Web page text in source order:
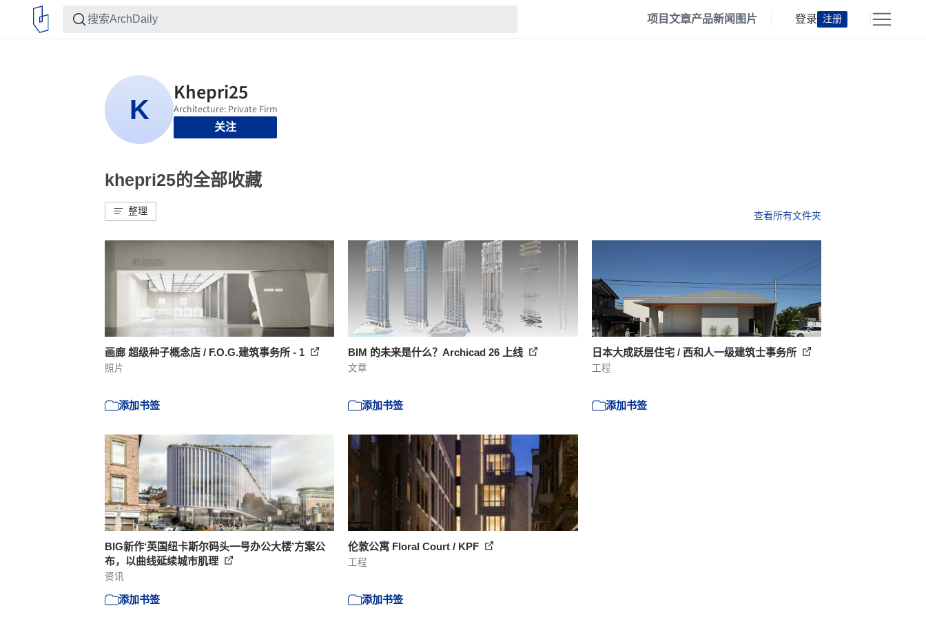
项目文章产品新闻 图片 登录 注册
关注
khepri25的全部收藏
整理 查看所有文件夹
画廊 超级种子概念店 / F.O.G.建筑事务所 - 1
照片
添加书签
BIM 的未来是什么？Archicad 26 上线
文章
添加书签
日本大成跃层住宅 / 西和人一级建筑士事务所
工程
添加书签
BIG新作‘英国纽卡斯尔码头一号办公大楼’方案公
布，以曲线延续城市肌理
资讯
添加书签
伦敦公寓 Floral Court / KPF
工程
添加书签